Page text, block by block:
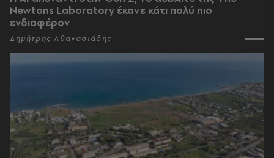
Newtons Laboratory έκανε κάτι πολύ πιο
ενδιαφέρον
Δημήτρης Αθανασιάδης